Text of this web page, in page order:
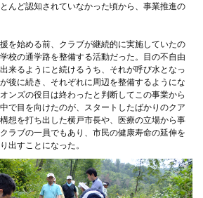
んど認知されていなかった頃から、事業推進の
を始める前、クラブが継続的に実施していたの
校の通学路を整備する活動だった。目の不自由
来るようにと続けるうち、それが呼び水となっ
後に続き、それぞれに周辺を整備するようにな
ンズの役目は終わったと判断してこの事業から
で目を向けたのが、スタートしたばかりのクア
想を打ち出した横戸市長や、医療の立場から事
ラブの一員でもあり、市民の健康寿命の延伸を
出すことになった。